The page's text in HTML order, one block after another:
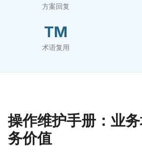
方案回复
TM
术语复用
操作维护手册：业
务价值